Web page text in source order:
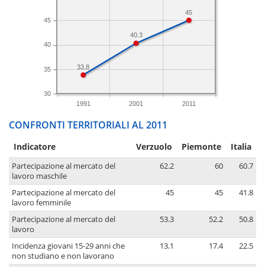
1991 2001 2011
30
35
40
45
45
40.3
33.8
CONFRONTI TERRITORIALI AL 2011
Indicatore Verzuolo Piemonte Italia
Partecipazione al mercato del
lavoro maschile
62.2 60 60.7
Partecipazione al mercato del
lavoro femminile
45 45 41.8
Partecipazione al mercato del
lavoro
53.3 52.2 50.8
Incidenza giovani 15-29 anni che
non studiano e non lavorano
13.1 17.4 22.5